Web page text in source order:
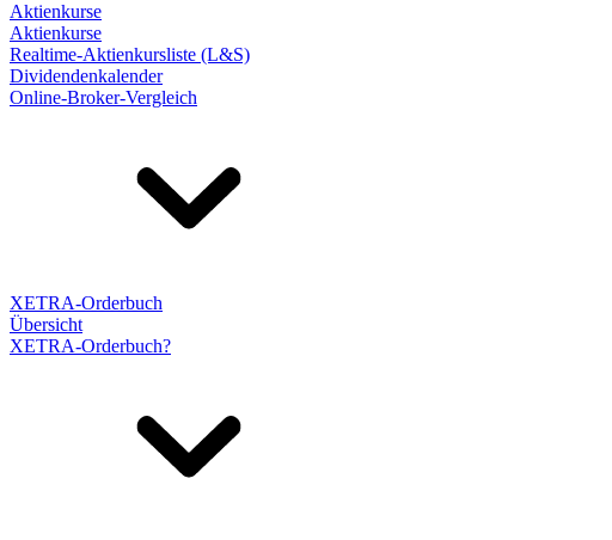
Aktienkurse
Aktienkurse
Realtime-Aktienkursliste (L&S)
Dividendenkalender
Online-Broker-Vergleich
XETRA-Orderbuch
Übersicht
XETRA-Orderbuch?